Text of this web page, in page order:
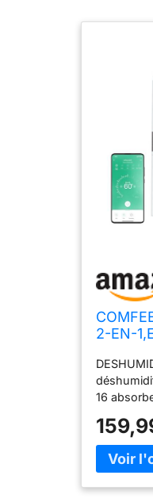
2-EN-
d'air
APP,
44㎡,
16
㎡. Il
les